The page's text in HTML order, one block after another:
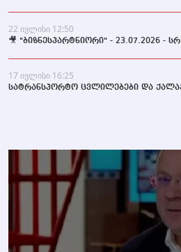
22 ივლისი 12:50
🎥 "ბიზნესპარტნიორი" - 23.07.2026 -
17 ივლისი 16:25
სატრანსპორტო ცვლილებები და